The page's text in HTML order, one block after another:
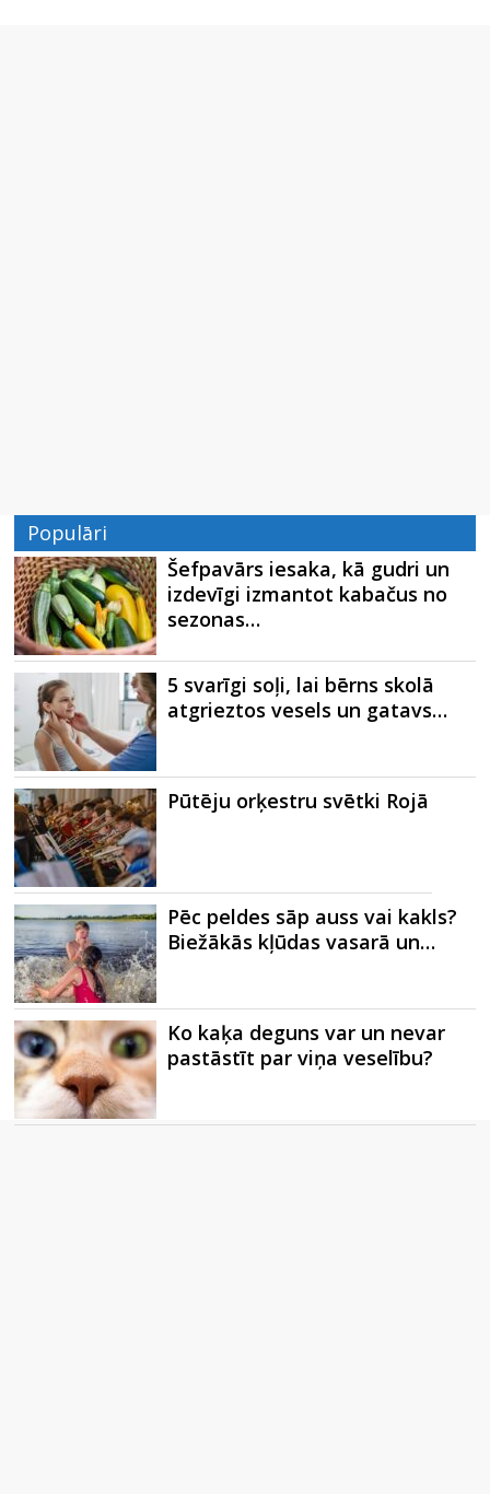
Populāri
Šefpavārs iesaka, kā gudri un
izdevīgi izmantot kabačus no
sezonas…
5 svarīgi soļi, lai bērns skolā
atgrieztos vesels un gatavs…
Pūtēju orķestru svētki Rojā
Pēc peldes sāp auss vai kakls?
Biežākās kļūdas vasarā un…
Ko kaķa deguns var un nevar
pastāstīt par viņa veselību?